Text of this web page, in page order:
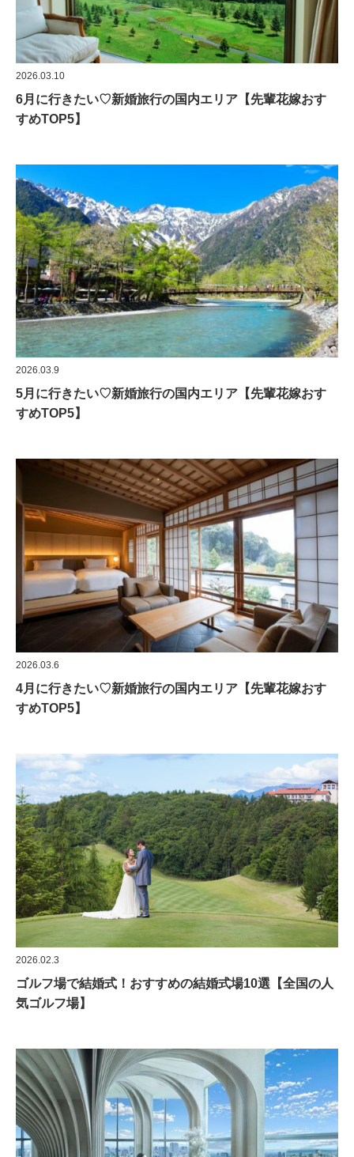
2026.03.10
6月に行きたい♡新婚旅行の国内エリア【先輩花嫁おす
すめTOP5】
2026.03.9
5月に行きたい♡新婚旅行の国内エリア【先輩花嫁おす
すめTOP5】
2026.03.6
4月に行きたい♡新婚旅行の国内エリア【先輩花嫁おす
すめTOP5】
2026.02.3
ゴルフ場で結婚式！おすすめの結婚式場10選【全国の人
気ゴルフ場】